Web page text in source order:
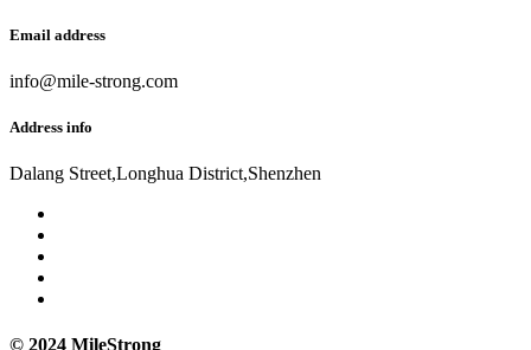
Email address
info@mile-strong.com
Address info
Dalang Street,Longhua District,Shenzhen
© 2024 MileStrong